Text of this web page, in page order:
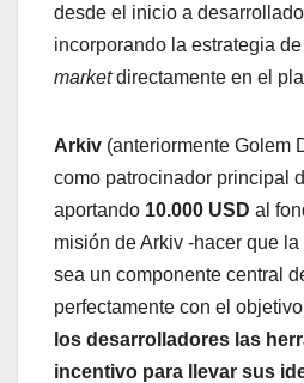
desde el inicio a
incorporando la estrategia de
marketdirectamente en el
Arkiv (anteriormente Golem
como patrocinador principal
aportando 10.000 USD al
misión de Arkiv -hacer que
sea un componente central
perfectamente con el
los desarrolladores las
incentivo para llevar sus